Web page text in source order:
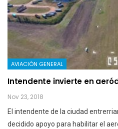
AVIACIÓN GENERAL
Intendente invierte en
Nov 23, 2018
El intendente de la ciudad
decidido apoyo para habilitar el